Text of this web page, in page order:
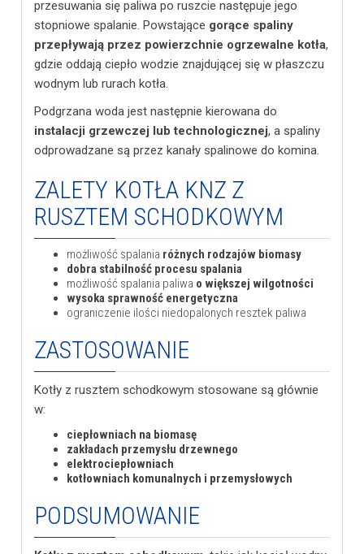
przesuwania się paliwa po ruszcie następuje jego
stopniowe spalanie. Powstające gorące spaliny
przepływają przez powierzchnie ogrzewalne kotła,
gdzie oddają ciepło wodzie znajdującej się w płaszczu
wodnym lub rurach kotła.
Podgrzana woda jest następnie kierowana do
instalacji grzewczej lub technologicznej, a spaliny
odprowadzane są przez kanały spalinowe do komina.
ZALETY KOTŁA KNZ Z
RUSZTEM SCHODKOWYM
możliwość spalania różnych rodzajów biomasy
dobra stabilność procesu spalania
możliwość spalania paliwa o większej wilgotności
wysoka sprawność energetyczna
ograniczenie ilości niedopalonych resztek paliwa
ZASTOSOWANIE
Kotły z rusztem schodkowym stosowane są głównie
w:
ciepłowniach na biomasę
zakładach przemysłu drzewnego
elektrociepłowniach
kotłowniach komunalnych i przemysłowych
PODSUMOWANIE